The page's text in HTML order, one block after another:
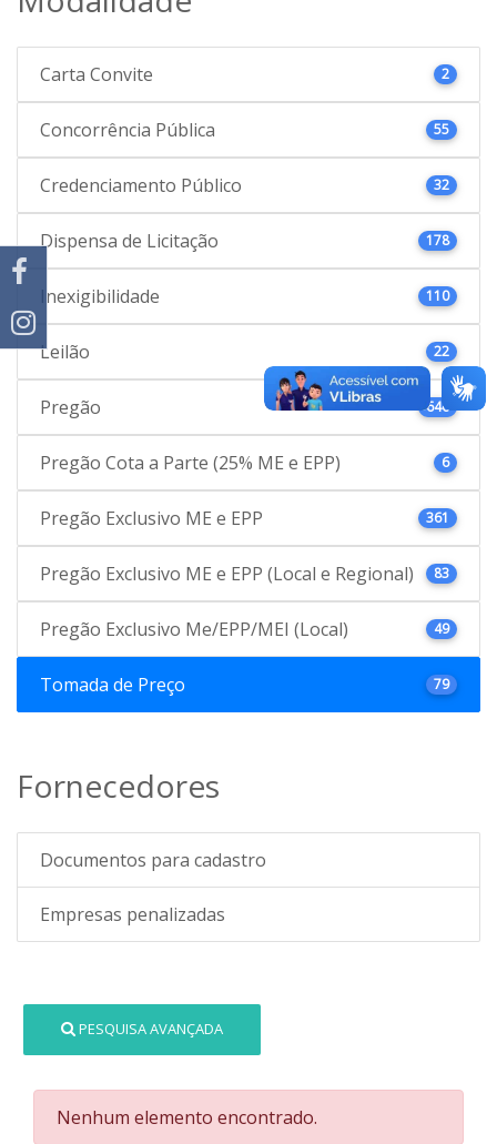
Carta Convite 2
Concorrência Pública 55
Credenciamento Público 32
Dispensa de Licitação 178
Inexigibilidade 110
Leilão 22
Pregão 646
Pregão Cota a Parte (25% ME e EPP) 6
Pregão Exclusivo ME e EPP 361
Pregão Exclusivo ME e EPP (Local e Regional) 83
Pregão Exclusivo Me/EPP/MEI (Local) 49
Tomada de Preço 79
Fornecedores
Documentos para cadastro
Empresas penalizadas
PESQUISA AVANÇADA
Nenhum elemento encontrado.